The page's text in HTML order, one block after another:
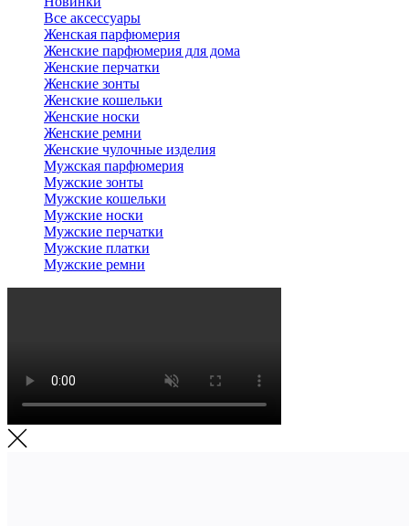
Все аксессуары
Женская парфюмерия
Женские парфюмерия для дома
Женские перчатки
Женские зонты
Женские кошельки
Женские носки
Женские ремни
Женские чулочные изделия
Мужская парфюмерия
Мужские зонты
Мужские кошельки
Мужские носки
Мужские перчатки
Мужские платки
Мужские ремни